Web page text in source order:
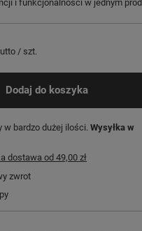
i funkcjonalności w jednym
/ szt.
Dodaj do koszyka
w bardzo dużej ilości Wysyłka w
dostawa od 49,00 zł
zwrot